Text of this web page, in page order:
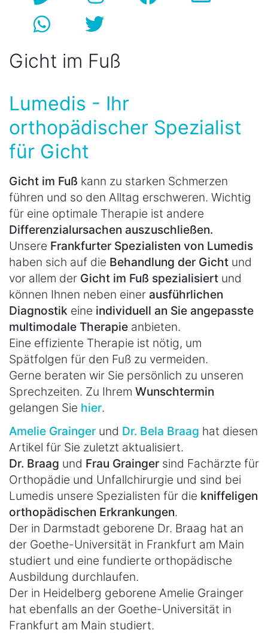
Gicht im Fuß
Lumedis - Ihr
orthopädischer Spezialist
für Gicht
Gicht im Fuß kann zu starken Schmerzen
führen und so den Alltag erschweren. Wichtig
für eine optimale Therapie ist andere
Differenzialursachen auszuschließen.
Unsere Frankfurter Spezialisten von Lumedis
haben sich auf die Behandlung der Gicht und
vor allem der Gicht im Fuß spezialisiert und
können Ihnen neben einer ausführlichen
Diagnostik eine individuell an Sie angepasste
multimodale Therapie anbieten.
Eine effiziente Therapie ist nötig, um
Spätfolgen für den Fuß zu vermeiden.
Gerne beraten wir Sie persönlich zu unseren
Sprechzeiten. Zu Ihrem Wunschtermin
gelangen Sie hier.
Amelie Grainger und Dr. Bela Braag hat diesen
Artikel für Sie zuletzt aktualisiert.
Dr. Braag und Frau Grainger sind Fachärzte für
Orthopädie und Unfallchirurgie und sind bei
Lumedis unsere Spezialisten für die kniffeligen
orthopädischen Erkrankungen.
Der in Darmstadt geborene Dr. Braag hat an
der Goethe-Universität in Frankfurt am Main
studiert und eine fundierte orthopädische
Ausbildung durchlaufen.
Der in Heidelberg geborene Amelie Grainger
hat ebenfalls an der Goethe-Universität in
Frankfurt am Main studiert.